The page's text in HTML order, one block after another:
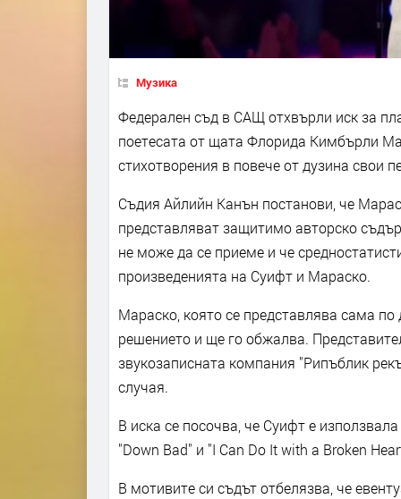
Музика
Федерален съд в САЩ отхвърли иск за
поетесата от щата Флорида Кимбърли
стихотворения в повече от дузина свои
Съдия Айлийн Канън постанови, че
представляват защитимо авторско
не може да се приеме и че
произведенията на Суифт и Мараско.
Мараско, която се представлява сама по
решението и ще го обжалва.
звукозаписната компания "Рипъблик
случая.
В иска се посочва, че Суифт е
"Down Bad" и "I Can Do It with a Broken
В мотивите си съдът отбелязва, че